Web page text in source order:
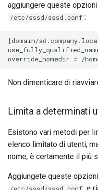
aggiungere queste
/etc/sssd/sssd.conf :
[domain/
Non dimenticare di
Limita a determinati
Esistono vari metodi per
elenco limitato di utenti,
nome, è certamente il più
Aggiungete queste